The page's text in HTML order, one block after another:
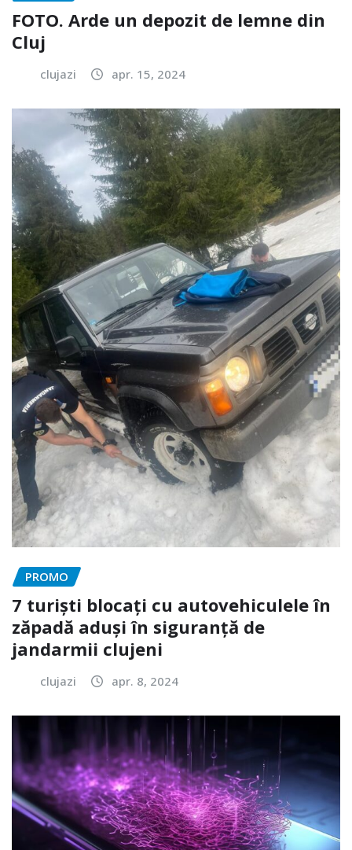
FOTO. Arde un depozit de lemne din
Cluj
clujazi apr. 15, 2024
PROMO
7 turiști blocați cu autovehiculele în
zăpadă aduși în siguranță de
jandarmii clujeni
clujazi apr. 8, 2024